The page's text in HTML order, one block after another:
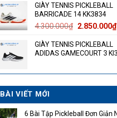
GIÀY TENNIS PICKLEBALL
BARRICADE 14 KK3834
4.300.000₫ Giá
là:
4.300.000₫.
2.850.000₫
GIÀY TENNIS PICKLEBALL
ADIDAS GAMECOURT 3
BÀI VIẾT MỚI
6 Bài Tập Pickleball Đơn Giản